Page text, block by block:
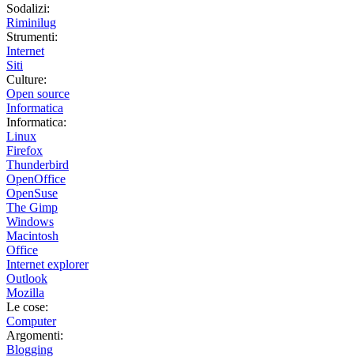
Sodalizi:
Riminilug
Strumenti:
Internet
Siti
Culture:
Open source
Informatica
Informatica:
Linux
Firefox
Thunderbird
OpenOffice
OpenSuse
The Gimp
Windows
Macintosh
Office
Internet explorer
Outlook
Mozilla
Le cose:
Computer
Argomenti:
Blogging